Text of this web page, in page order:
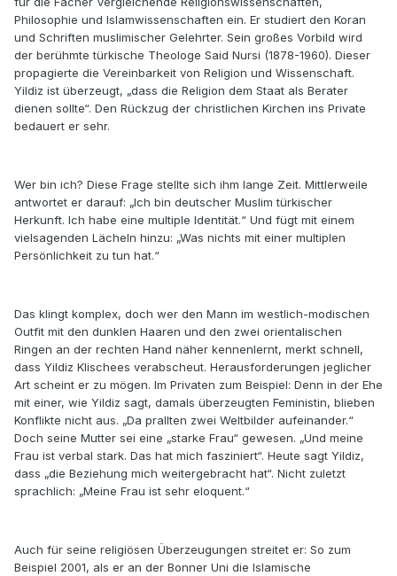
Philosophie und Islamwissenschaften ein. Er studiert den Koran
und Schriften muslimischer Gelehrter. Sein großes Vorbild wird
der berühmte türkische Theologe Said Nursi (1878-1960). Dieser
propagierte die Vereinbarkeit von Religion und Wissenschaft.
Yildiz ist überzeugt, „dass die Religion dem Staat als Berater
dienen sollte“. Den Rückzug der christlichen Kirchen ins Private
bedauert er sehr.
Wer bin ich? Diese Frage stellte sich ihm lange Zeit. Mittlerweile
antwortet er darauf: „Ich bin deutscher Muslim türkischer
Herkunft. Ich habe eine multiple Identität.“ Und fügt mit einem
vielsagenden Lächeln hinzu: „Was nichts mit einer multiplen
Persönlichkeit zu tun hat.“
Das klingt komplex, doch wer den Mann im westlich-modischen
Outfit mit den dunklen Haaren und den zwei orientalischen
Ringen an der rechten Hand näher kennenlernt, merkt schnell,
dass Yildiz Klischees verabscheut. Herausforderungen jeglicher
Art scheint er zu mögen. Im Privaten zum Beispiel: Denn in der Ehe
mit einer, wie Yildiz sagt, damals überzeugten Feministin, blieben
Konflikte nicht aus. „Da prallten zwei Weltbilder aufeinander.“
Doch seine Mutter sei eine „starke Frau“ gewesen. „Und meine
Frau ist verbal stark. Das hat mich fasziniert“. Heute sagt Yildiz,
dass „die Beziehung mich weitergebracht hat“. Nicht zuletzt
sprachlich: „Meine Frau ist sehr eloquent.“
Auch für seine religiösen Überzeugungen streitet er: So zum
Beispiel 2001, als er an der Bonner Uni die Islamische